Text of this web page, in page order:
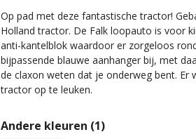
Op pad met deze fantastische tractor!
Holland tractor. De Falk loopauto is voor
anti-kantelblok waardoor er zorgeloos
bijpassende blauwe aanhanger bij, met
de claxon weten dat je onderweg bent.
tractor op te leuken.
Andere kleuren (1)